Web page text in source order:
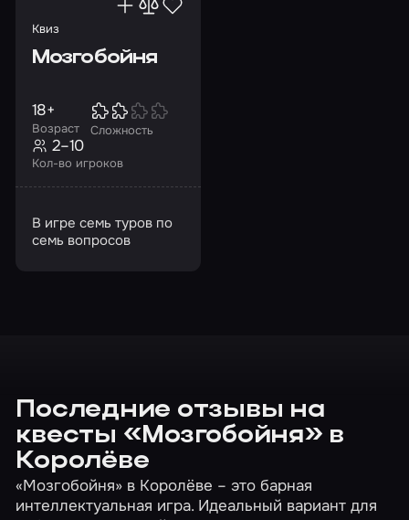
Квиз
Мозгобойня
Возраст
18+
Сложность
Кол-во игроков
2–10
В игре семь туров по
семь вопросов
Последние отзывы на
квесты «Мозгобойня» в
Королёве
«Мозгобойня» в Королёве – это барная
интеллектуальная игра. Идеальный вариант для